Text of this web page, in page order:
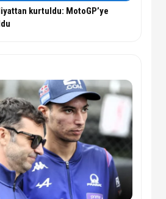
kurtuldu: MotoGP’ye